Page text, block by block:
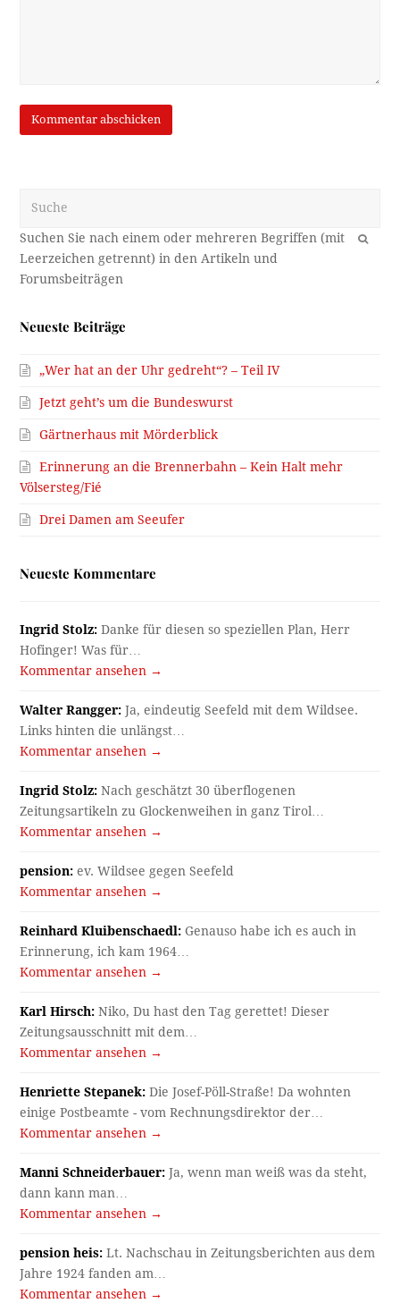
OK
Neueste Beiträge
„Wer hat an der Uhr gedreht“? – Teil IV
Jetzt geht’s um die Bundeswurst
Gärtnerhaus mit Mörderblick
Erinnerung an die Brennerbahn – Kein Halt mehr
Völsersteg/Fié
Drei Damen am Seeufer
Neueste Kommentare
Ingrid Stolz: Danke für diesen so speziellen Plan, Herr
Hofinger! Was für…
Kommentar ansehen →
Walter Rangger: Ja, eindeutig Seefeld mit dem Wildsee.
Links hinten die unlängst…
Kommentar ansehen →
Ingrid Stolz: Nach geschätzt 30 überflogenen
Zeitungsartikeln zu Glockenweihen in ganz Tirol…
Kommentar ansehen →
pension: ev. Wildsee gegen Seefeld
Kommentar ansehen →
Reinhard Kluibenschaedl: Genauso habe ich es auch in
Erinnerung, ich kam 1964…
Kommentar ansehen →
Karl Hirsch: Niko, Du hast den Tag gerettet! Dieser
Zeitungsausschnitt mit dem…
Kommentar ansehen →
Henriette Stepanek: Die Josef-Pöll-Straße! Da wohnten
einige Postbeamte - vom Rechnungsdirektor der…
Kommentar ansehen →
Manni Schneiderbauer: Ja, wenn man weiß was da steht,
dann kann man…
Kommentar ansehen →
pension heis: Lt. Nachschau in Zeitungsberichten aus dem
Jahre 1924 fanden am…
Kommentar ansehen →